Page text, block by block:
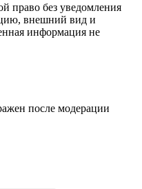
право без уведомления
внешний вид и
информация не
после модерации